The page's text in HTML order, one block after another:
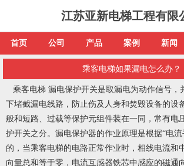
江苏亚新电梯工程有限
首页 公司 产品 案例 新闻
乘客电梯如果漏电怎么办？
乘客电梯 漏电保护开关是取漏电为动作信号，
下堵截漏电线路，防止伤及人身和焚毁设备的设
般和短路、过载等保护元组件装在一同，常有电
护开关之分。漏电保护器的作业原理是根据“电
的，当乘客电梯的电路正常作业时，相线电流和
向量总和等于零，电流互感器铁芯中感应的磁通